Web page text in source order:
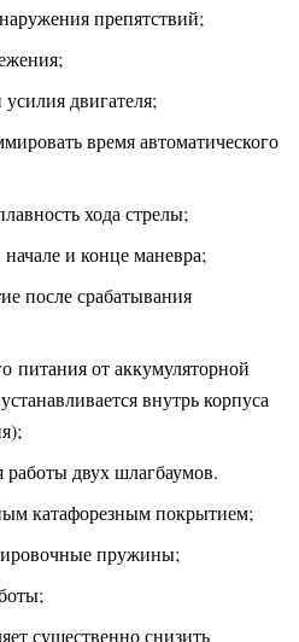
препятствий;
двигателя;
время автоматического
хода стрелы;
и конце маневра;
после срабатывания
питания от аккумуляторной
внутрь корпуса
двух шлагбаумов.
катафорезным покрытием;
пружины;
существенно снизить